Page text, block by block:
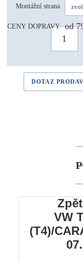
Montážní strana
CENY DOPRAVY od
DOTAZ
VW
(T4)/